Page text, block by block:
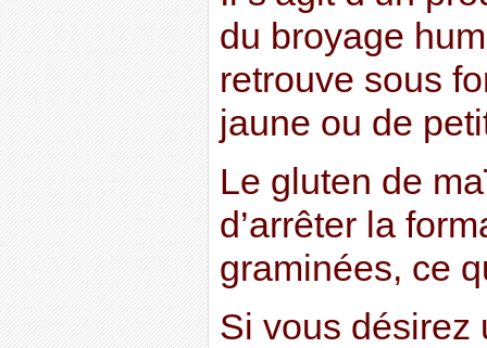
du broyage
retrouve sous
jaune ou de
Le gluten de
d’arrêter la
graminées, ce
Si vous désirez